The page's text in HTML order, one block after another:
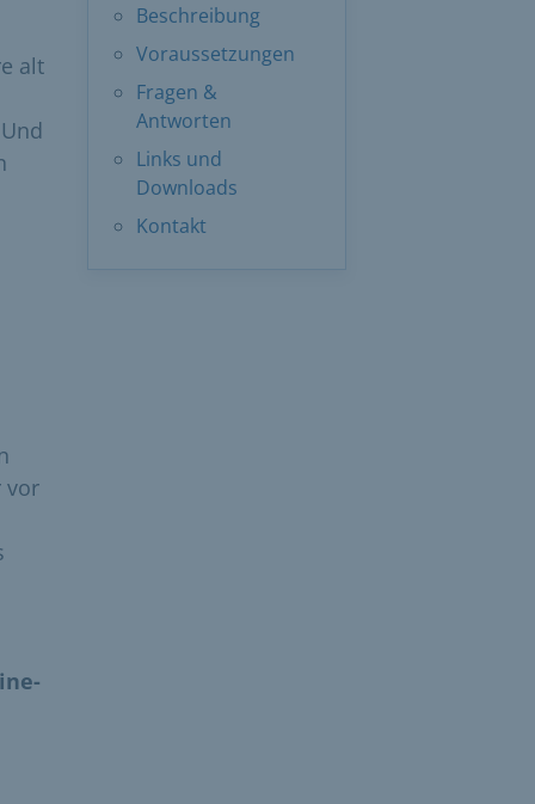
Beschreibung
Voraussetzungen
Fragen &
Antworten
Links und
Downloads
Kontakt
alt
vor